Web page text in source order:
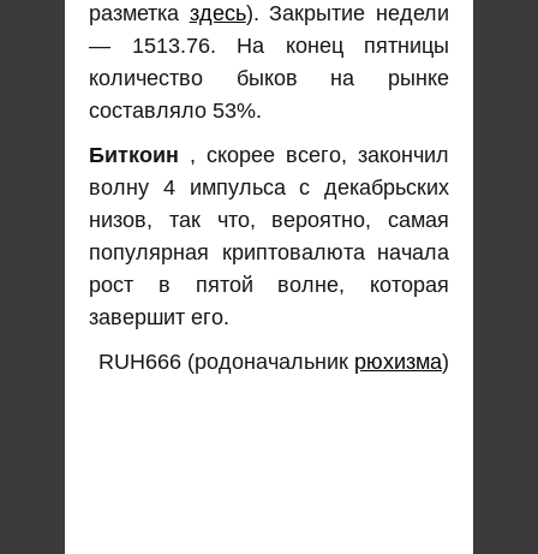
разметка здесь). Закрытие недели
— 1513.76. На конец пятницы
количество быков на рынке
составляло 53%.
Биткоин , скорее всего, закончил
волну 4 импульса с декабрьских
низов, так что, вероятно, самая
популярная криптовалюта начала
рост в пятой волне, которая
завершит его.
RUH666 (родоначальник рюхизма)